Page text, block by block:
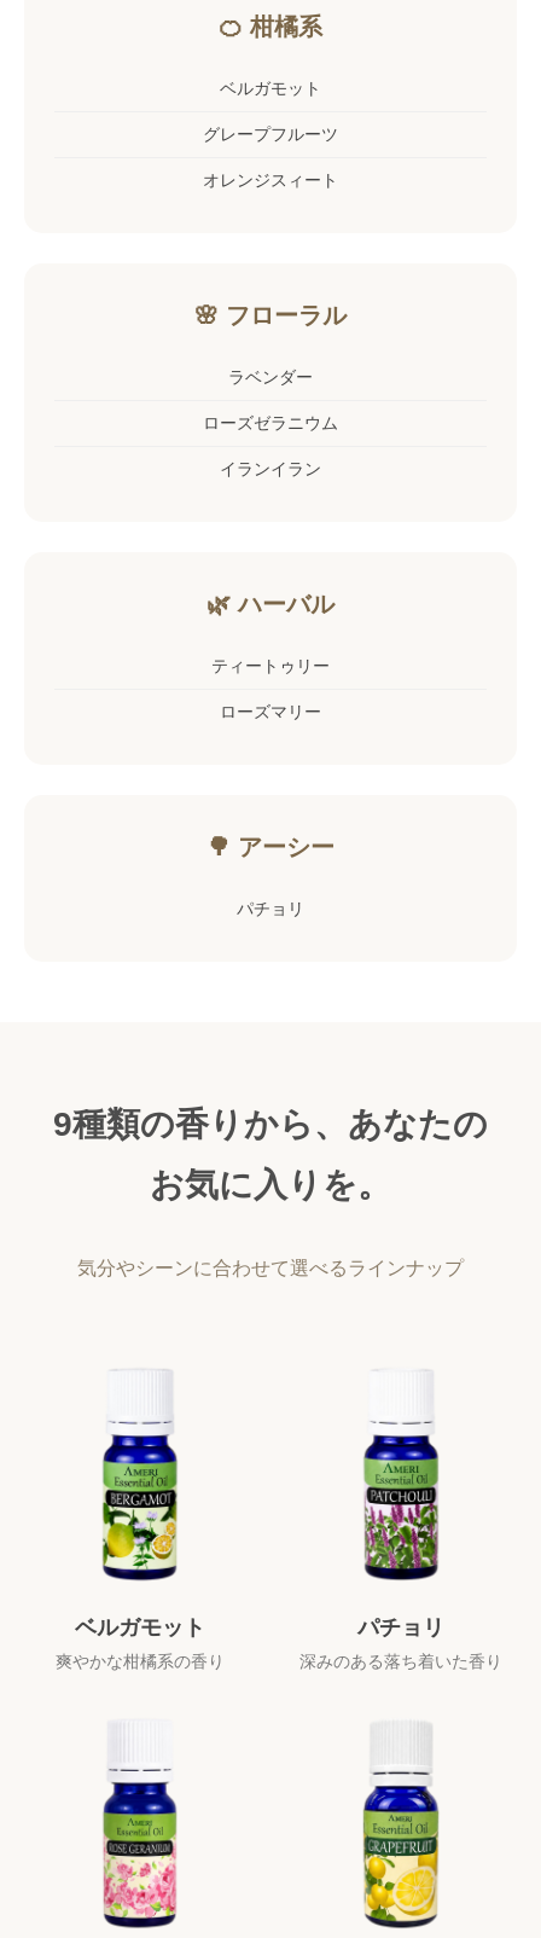
🍊 柑橘系
ベルガモット
グレープフルーツ
オレンジスィート
🌸 フローラル
ラベンダー
ローズゼラニウム
イランイラン
🌿 ハーバル
ティートゥリー
ローズマリー
🌳 アーシー
パチョリ
9種類の香りから、あなたの
お気に入りを。
気分やシーンに合わせて選べるラインナップ
ベルガモット
爽やかな柑橘系の香り
パチョリ
深みのある落ち着いた香り